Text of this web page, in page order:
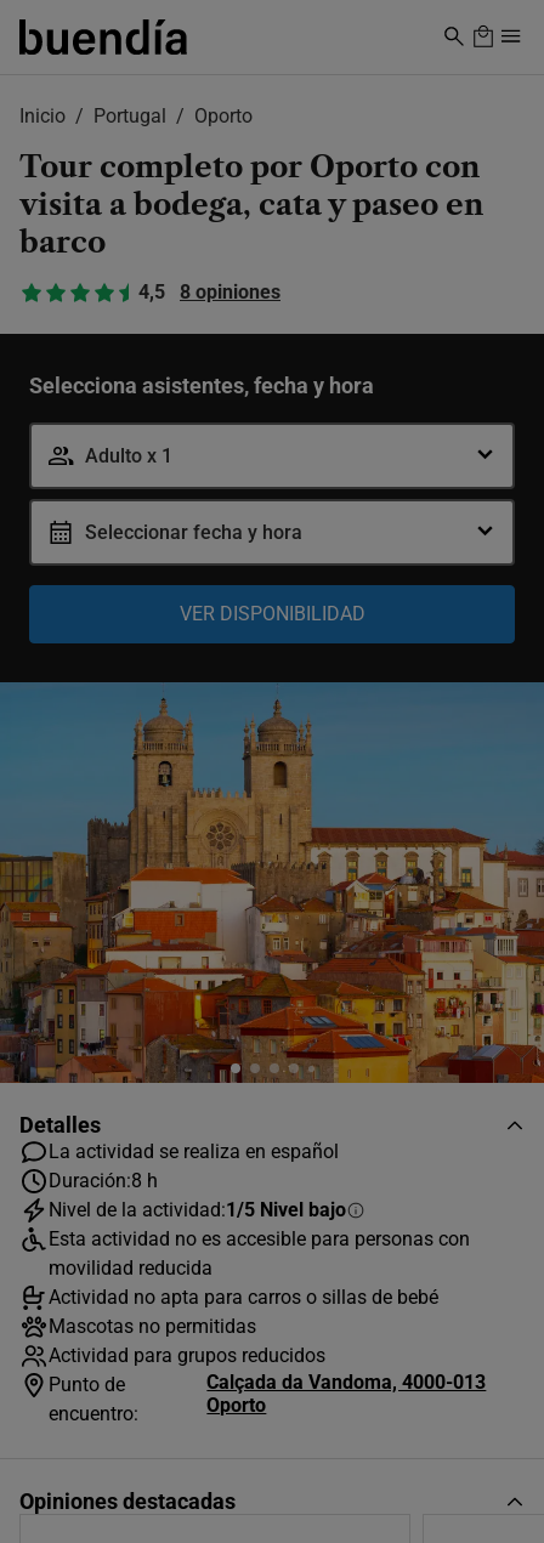
Skip
Inicio Portugal Oporto
Tour completo por Oporto con
visita a bodega, cata y paseo en
barco
4,5 8 opiniones
Selecciona asistentes, fecha y hora
Adulto x 1
Adulto - +
- +
Seleccionar fecha y hora
AGOSTO 2026
L
M X J
1
2
3
4 5 6 7 8
13 14
24
25 26 27
Detalles
La actividad se realiza en español
Duración:8 h
Nivel de la actividad:1/5 Nivel bajo
Esta actividad no es accesible para personas con
movilidad reducida
Actividad no apta para carros o sillas de bebé
Mascotas no permitidas
Actividad para grupos reducidos
Punto de
encuentro:
Calçada da Vandoma, 4000-013
Oporto
Opiniones destacadas